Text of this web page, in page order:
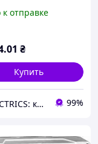
64/4_KA для
к отправке
.01 ₴
Купить
IQ.ELECTRICS: купить электрику оптом 99%